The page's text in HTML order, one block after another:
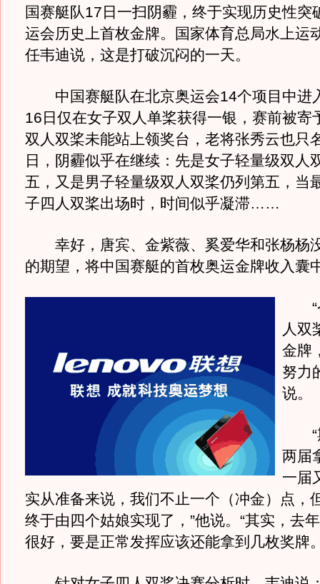
国赛艇队17日一扫阴霾，终于实现历史性
运会历史上首枚金牌。国家体育总局水上运
任韦迪说，这是打破沉闷的一天。
中国赛艇队在北京奥运会14个项目中进
16日仅在女子双人单桨获得一银，赛前被寄
双人双桨未能站上领奖台，老将张秀云也只
日，阴霾似乎在继续：先是女子轻量级双人
五，又是男子轻量级双人双桨仍列第五，当
子四人双桨出场时，时间似乎凝滞……
幸好，唐宾、金紫薇、奚爱华和张杨杨
的期望，将中国赛艇的首枚奥运金牌收入囊
“
人双
金牌
努力
说。
“
两届
一届
实从准备来说，我们不止一个（冲金）点，
终于由四个姑娘实现了，”他说。“其实，去
很好，要是正常发挥应该还能拿到几枚奖牌